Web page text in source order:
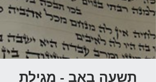
תשעה באב - מגילת